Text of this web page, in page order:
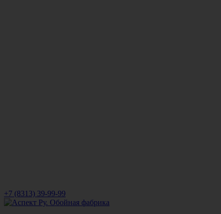
+7 (8313) 39-99-99